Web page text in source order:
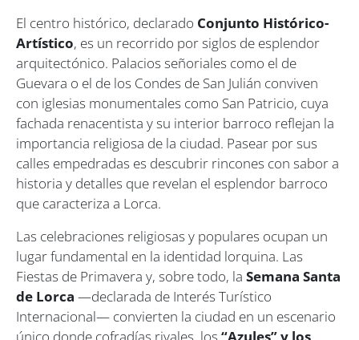
El centro histórico, declarado Conjunto Histórico-
Artístico, es un recorrido por siglos de esplendor
arquitectónico. Palacios señoriales como el de
Guevara o el de los Condes de San Julián conviven
con iglesias monumentales como San Patricio, cuya
fachada renacentista y su interior barroco reflejan la
importancia religiosa de la ciudad. Pasear por sus
calles empedradas es descubrir rincones con sabor a
historia y detalles que revelan el esplendor barroco
que caracteriza a Lorca.
Las celebraciones religiosas y populares ocupan un
lugar fundamental en la identidad lorquina. Las
Fiestas de Primavera y, sobre todo, la Semana Santa
de Lorca —declarada de Interés Turístico
Internacional— convierten la ciudad en un escenario
único donde cofradías rivales, los “Azules” y los